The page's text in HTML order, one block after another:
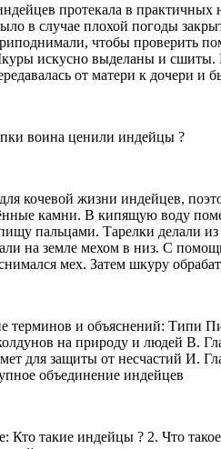
протекала в практичных
в случае плохой погоды
чтобы проверить
искусно выделаны и сшиты.
от матери к дочери и
воина ценили индейцы ?
кочевой жизни индейцев,
камни. В кипящую воду
пальцами. Тарелки делали
на земле мехом в низ. С
мех. Затем шкуру
терминов и объяснений:
на природу и людей В.
для защиты от несчастий И.
объединение индейцев
Кто такие индейцы ? 2. Что